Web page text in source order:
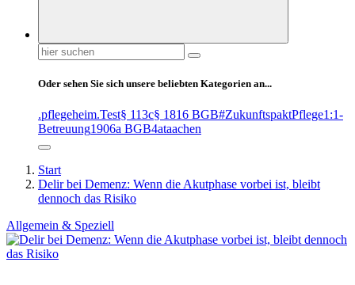
Suchen
nach:
Oder sehen Sie sich unsere beliebten Kategorien an...
.pflegeheim.Test§ 113c§ 1816 BGB#ZukunftspaktPflege1:1-
Betreuung1906a BGB4ataachen
Start
Delir bei Demenz: Wenn die Akutphase vorbei ist, bleibt
dennoch das Risiko
Allgemein & Speziell